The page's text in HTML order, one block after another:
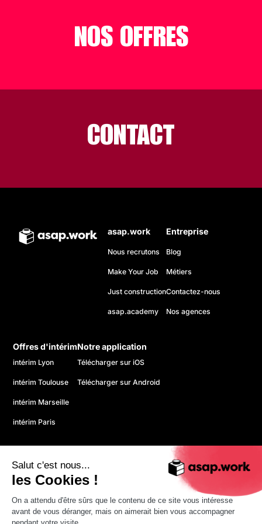
Salut c'est nous...
les Cookies !
On a attendu d'être sûrs que le contenu de ce site vous intéresse
avant de vous déranger, mais on aimerait bien vous accompagner
NOS OFFRES
CONTACT
asap.work
Nous recrutons
Make Your Job
Just construction
asap.academy
Entreprise
Blog
Métiers
Contactez-nous
Nos agences
Offres d'intérim
intérim Lyon
intérim Toulouse
intérim Marseille
intérim Paris
Notre application
Télécharger sur iOS
Télécharger sur Android
Politique de confidentialité
© 2026 asap. Tous droits réservés.